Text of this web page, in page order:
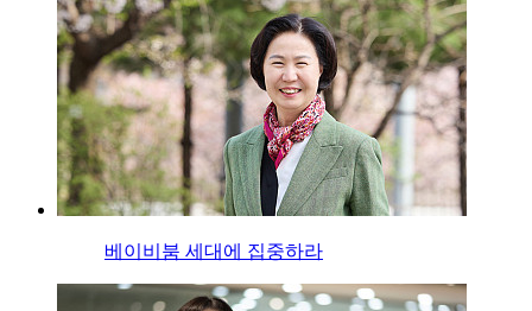
베이비붐 세대에 집중하라